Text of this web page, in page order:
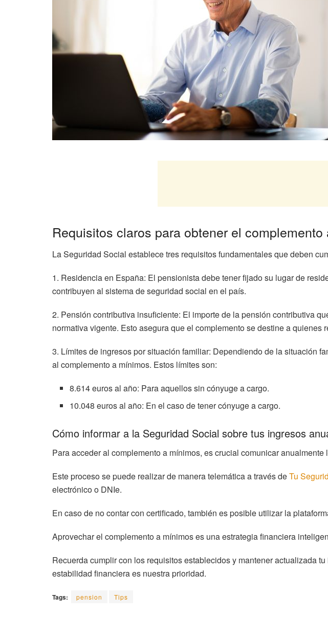
Requisitos claros para obtener el
La Seguridad Social establece tres requisitos fundamentales que deben
1. Residencia en España: El pensionista debe tener fijado su lugar de
contribuyen al sistema de seguridad social en el país.
2. Pensión contributiva insuficiente: El importe de la pensión contributiva
normativa vigente. Esto asegura que el complemento se destine a quienes
3. Límites de ingresos por situación familiar: Dependiendo de la situación
al complemento a mínimos. Estos límites son:
8.614 euros al año: Para aquellos sin cónyuge a cargo.
10.048 euros al año: En el caso de tener cónyuge a cargo.
Cómo informar a la Seguridad Social sobre tus ingresos
Para acceder al complemento a mínimos, es crucial comunicar
Este proceso se puede realizar de manera telemática a través deTu
electrónico o DNIe.
En caso de no contar con certificado, también es posible utilizar la
Aprovechar el complemento a mínimos es una estrategia financiera
Recuerda cumplir con los requisitos establecidos y mantener actualizada
estabilidad financiera es nuestra prioridad.
Tags: pension Tips